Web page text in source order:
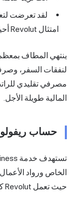
لقد تعرضت
امتثال Revolut أحيانًا بإغلاق الحسابات دون سابق إنذار.
لنفقات السفر،
مصرفي تقليدي
المالية طويلة الأجل.
حساب
الخاص ورواد
حيث تعمل Revolut كبنك متكامل، يتمتع المنتج بعمق حقيقي.